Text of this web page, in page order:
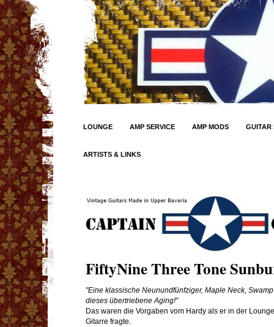
LOUNGE AMP SERVICE AMP MODS GUITAR
ARTISTS & LINKS
FiftyNine Three Tone
"Eine klassische Neunundfünfziger, Maple Neck,
dieses übertriebene Aging!"
Das waren die Vorgaben vom Hardy als er in der
Gitarre fragte.